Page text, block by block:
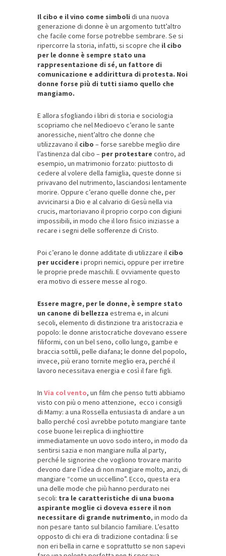
Il cibo e il vino come simboli di una nuova
generazione di donne è un argomento tutt’altro
che facile come forse potrebbe sembrare. Se si
ripercorre la storia, infatti, si scopre che il cibo
per le donne è sempre stato una
rappresentazione di sé, un fattore di
comunicazione e addirittura di protesta. Noi
donne forse più di tutti siamo quello che
mangiamo.
E allora sfogliando i libri di storia e sociologia
scopriamo che nel Medioevo c’erano le sante
anoressiche, nient’altro che donne che
utilizzavano il cibo – forse sarebbe meglio dire
l’astinenza dal cibo – per protestare contro, ad
esempio, un matrimonio forzato: piuttosto di
cedere al volere della famiglia, queste donne si
privavano del nutrimento, lasciandosi lentamente
morire. Oppure c’erano quelle donne che, per
avvicinarsi a Dio e al calvario di Gesù nella via
crucis, martoriavano il proprio corpo con digiuni
impossibili, in modo che il loro fisico iniziasse a
recare i segni delle sofferenze di Cristo.
Poi c’erano le donne additate di utilizzare il cibo
per uccidere i propri nemici, oppure per irretire
le proprie prede maschili. E ovviamente questo
era motivo di essere messe al rogo.
Essere magre, per le donne, è sempre stato
un canone di bellezza estrema e, in alcuni
secoli, elemento di distinzione tra aristocrazia e
popolo: le donne aristocratiche dovevano essere
filiformi, con un bel seno, collo lungo, gambe e
braccia sottili, pelle diafana; le donne del popolo,
invece, più erano tornite meglio era, perché il
lavoro necessitava energia e così il fare figli.
In Via col vento, un film che penso tutti abbiamo
visto con più o meno attenzione, ecco i consigli
di Mamy: a una Rossella entusiasta di andare a un
ballo perché così avrebbe potuto mangiare tante
cose buone lei replica di inghiottire
immediatamente un uovo sodo intero, in modo da
sentirsi sazia e non mangiare nulla al party,
perché le signorine che vogliono trovare marito
devono dare l’idea di non mangiare molto, anzi, di
mangiare “come un uccellino”. Ecco, questa era
una delle mode che più hanno perdurato nei
secoli: tra le caratteristiche di una buona
aspirante moglie ci doveva essere il non
necessitare di grande nutrimento, in modo da
non pesare tanto sul bilancio familiare. L’esatto
opposto di chi era di tradizione contadina: lì se
non eri bella in carne e soprattutto se non sapevi